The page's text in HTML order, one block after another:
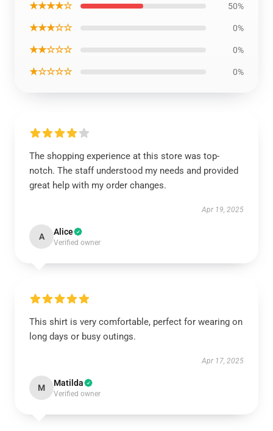
★★★★☆ 50%
★★★☆☆ 0%
★★☆☆☆ 0%
★☆☆☆☆ 0%
The shopping experience at this store was top-
notch. The staff understood my needs and provided
great help with my order changes.
Apr 19, 2025
A Alice
Verified owner
This shirt is very comfortable, perfect for wearing on
long days or busy outings.
Apr 17, 2025
M Matilda
Verified owner